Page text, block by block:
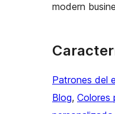
modern
Patrones del
Blog, Colores